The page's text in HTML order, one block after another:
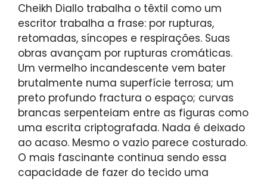
Cheikh Diallo trabalha o têxtil como um
escritor trabalha a frase: por rupturas,
retomadas, síncopes e respirações. Suas
obras avançam por rupturas cromáticas.
Um vermelho incandescente vem bater
brutalmente numa superfície terrosa; um
preto profundo fractura o espaço; curvas
brancas serpenteiam entre as figuras como
uma escrita criptografada. Nada é deixado
ao acaso. Mesmo o vazio parece costurado.
O mais fascinante continua sendo essa
capacidade de fazer do tecido uma